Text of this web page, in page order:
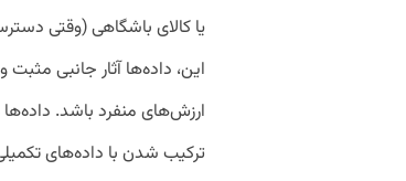
یا کالای باشگاهی (وقتی
این، داده‌ها آثار جانبی
ارزش‌های منفرد باشد. داده‌ها
ترکیب شدن با داده‌های